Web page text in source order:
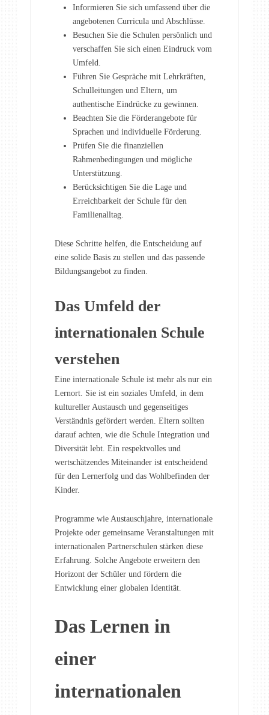
Informieren Sie sich umfassend über die
angebotenen Curricula und Abschlüsse.
Besuchen Sie die Schulen persönlich und
verschaffen Sie sich einen Eindruck vom
Umfeld.
Führen Sie Gespräche mit Lehrkräften,
Schulleitungen und Eltern, um
authentische Eindrücke zu gewinnen.
Beachten Sie die Förderangebote für
Sprachen und individuelle Förderung.
Prüfen Sie die finanziellen
Rahmenbedingungen und mögliche
Unterstützung.
Berücksichtigen Sie die Lage und
Erreichbarkeit der Schule für den
Familienalltag.
Diese Schritte helfen, die Entscheidung auf
eine solide Basis zu stellen und das passende
Bildungsangebot zu finden.
Das Umfeld der
internationalen Schule
verstehen
Eine internationale Schule ist mehr als nur ein
Lernort. Sie ist ein soziales Umfeld, in dem
kultureller Austausch und gegenseitiges
Verständnis gefördert werden. Eltern sollten
darauf achten, wie die Schule Integration und
Diversität lebt. Ein respektvolles und
wertschätzendes Miteinander ist entscheidend
für den Lernerfolg und das Wohlbefinden der
Kinder.
Programme wie Austauschjahre, internationale
Projekte oder gemeinsame Veranstaltungen mit
internationalen Partnerschulen stärken diese
Erfahrung. Solche Angebote erweitern den
Horizont der Schüler und fördern die
Entwicklung einer globalen Identität.
Das Lernen in
einer
internationalen